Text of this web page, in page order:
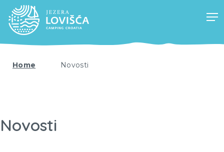
Home Novosti
Novosti